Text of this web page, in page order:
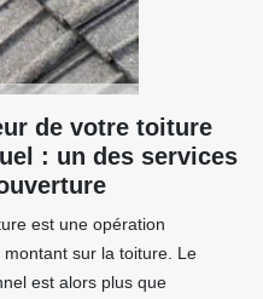
de votre toiture
: un des services
est une opération
montant sur la toiture. Le
est alors plus que